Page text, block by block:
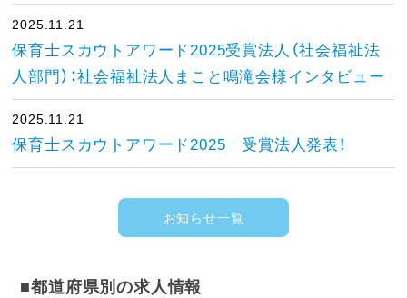
2025.11.21
保育士スカウトアワード2025受賞法人（社会福祉法
人部門）：社会福祉法人まこと鳴滝会様インタビュー
2025.11.21
保育士スカウトアワード2025 受賞法人発表！
お知らせ一覧
■都道府県別の求人情報